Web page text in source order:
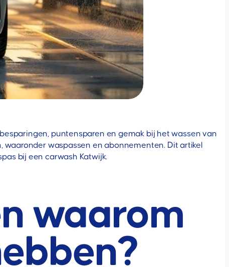
puntensparen en gemak bij het wassen van
waspassen en abonnementen. Dit artikel
bij een carwash Katwijk.
waarom